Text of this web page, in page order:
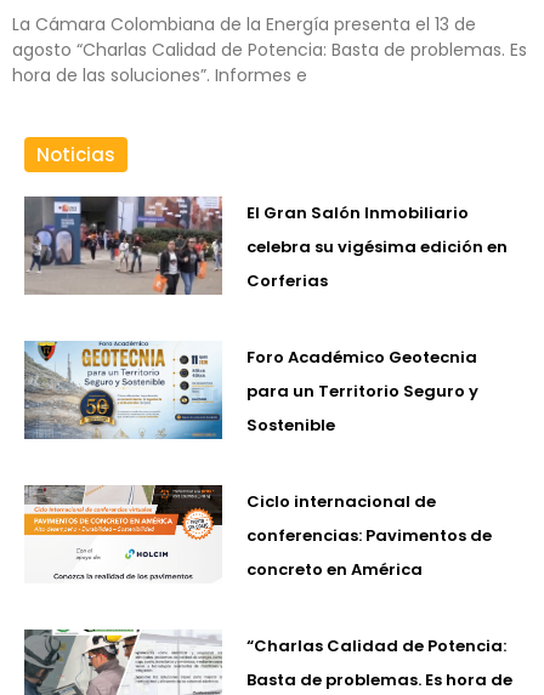
La Cámara Colombiana de la Energía presenta el 13 de
agosto “Charlas Calidad de Potencia: Basta de problemas. Es
hora de las soluciones”. Informes e
Noticias
El Gran Salón Inmobiliario
celebra su vigésima edición en
Corferias
Foro Académico Geotecnia
para un Territorio Seguro y
Sostenible
Ciclo internacional de
conferencias: Pavimentos de
concreto en América
“Charlas Calidad de Potencia:
Basta de problemas. Es hora de